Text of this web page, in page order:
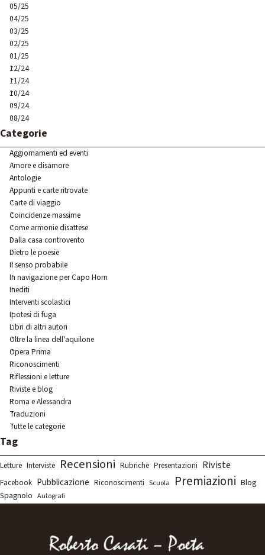
05/25
04/25
03/25
02/25
01/25
12/24
11/24
10/24
09/24
08/24
Salta blocco Categorie
Categorie
Aggiornamenti ed eventi
Amore e disamore
Antologie
Appunti e carte ritrovate
Carte di viaggio
Coincidenze massime
Come armonie disattese
Dalla casa controvento
Dietro le poesie
Il senso probabile
In navigazione per Capo Horn
Inediti
Interventi scolastici
Ipotesi di fuga
Libri di altri autori
Oltre la linea dell'aquilone
Opera Prima
Riconoscimenti
Riflessioni e letture
Riviste e blog
Roma e Alessandra
Traduzioni
Tutte le categorie
Salta blocco Tag
Tag
Letture Interviste Recensioni Rubriche Presentazioni Riviste
Facebook Pubblicazione Riconoscimenti Scuola Premiazioni Blog
Spagnolo Autografi